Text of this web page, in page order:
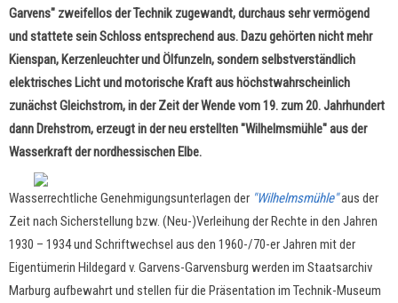
Garvens" zweifellos der Technik zugewandt, durchaus sehr vermögend
und stattete sein Schloss entsprechend aus. Dazu gehörten nicht mehr
Kienspan, Kerzenleuchter und Ölfunzeln, sondern selbstverständlich
elektrisches Licht und motorische Kraft aus höchstwahrscheinlich
zunächst Gleichstrom, in der Zeit der Wende vom 19. zum 20. Jahrhundert
dann Drehstrom, erzeugt in der neu erstellten "Wilhelmsmühle" aus der
Wasserkraft der nordhessischen Elbe.
Wasserrechtliche Genehmigungsunterlagen der "Wilhelmsmühle"aus der
Zeit nach Sicherstellung bzw. (Neu-)Verleihung der Rechte in den Jahren
1930 – 1934 und Schriftwechsel aus den 1960-/70-er Jahren mit der
Eigentümerin Hildegard v. Garvens-Garvensburg werden im Staatsarchiv
Marburg aufbewahrt und stellen für die Präsentation im Technik-Museum